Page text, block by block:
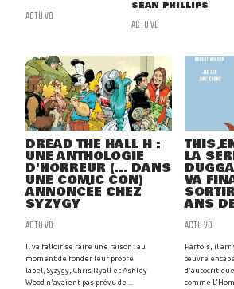
ACTU VO
SEAN PHILLIPS
ACTU VO
DREAD THE HALL H :
UNE ANTHOLOGIE
D'HORREUR (... DANS
UNE COMIC CON)
ANNONCÉE CHEZ
SYZYGY
ACTU VO
Il va falloir se faire une raison : au
moment de fonder leur propre
label, Syzygy, Chris Ryall et Ashley
Wood n'avaient pas prévu de ...
THIS
LA
VA
ANS
ACTU VO
Parfois, il
œuvre
comme